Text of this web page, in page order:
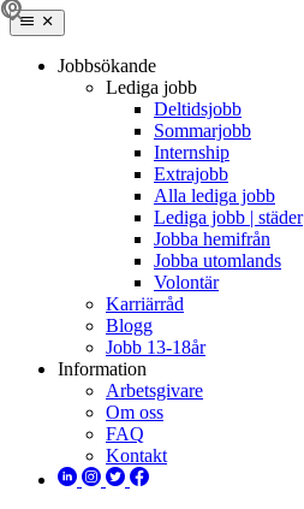
Jobbsökande
Lediga jobb
Deltidsjobb
Sommarjobb
Internship
Extrajobb
Alla lediga jobb
Lediga jobb | städer
Jobba hemifrån
Jobba utomlands
Volontär
Karriärråd
Blogg
Jobb 13-18år
Information
Arbetsgivare
Om oss
FAQ
Kontakt